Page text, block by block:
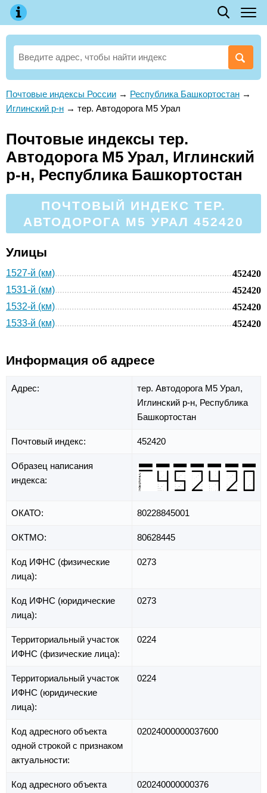
Почтовые индексы России → Республика Башкортостан →
Иглинский р-н → тер. Автодорога М5 Урал
Почтовые индексы тер.
Автодорога М5 Урал, Иглинский
р-н, Республика Башкортостан
ПОЧТОВЫЙ ИНДЕКС ТЕР.
АВТОДОРОГА М5 УРАЛ 452420
Улицы
1527-й (км)
452420
1531-й (км)
452420
1532-й (км)
452420
1533-й (км)
452420
Информация об адресе
Адрес:
тер. Автодорога М5 Урал,
Иглинский р-н, Республика
Башкортостан
Почтовый индекс: 452420
Образец написания
индекса:
ОКАТО: 80228845001
ОКТМО: 80628445
Код ИФНС (физические
лица):
0273
Код ИФНС (юридические
лица):
0273
Территориальный участок
ИФНС (физические лица):
0224
Территориальный участок
ИФНС (юридические
лица):
0224
Код адресного объекта
одной строкой с признаком
актуальности:
02024000000037600
Код адресного объекта
020240000000376